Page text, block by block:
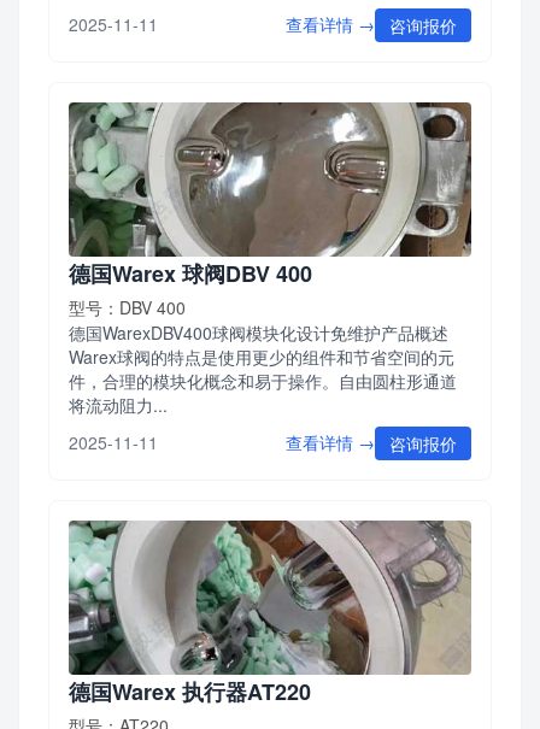
2025-11-11
查看详情 → 咨询报价
德国Warex 球阀DBV 400
型号：DBV 400
德国WarexDBV400球阀模块化设计免维护产品概述
Warex球阀的特点是使用更少的组件和节省空间的元
件，合理的模块化概念和易于操作。自由圆柱形通道
将流动阻力...
2025-11-11
查看详情 → 咨询报价
德国Warex 执行器AT220